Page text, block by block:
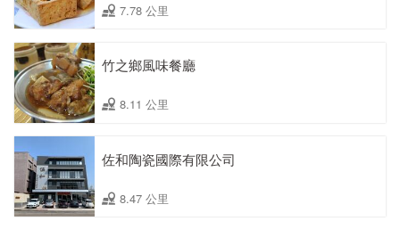
7.78 公里
竹之鄉風味餐廳
8.11 公里
佐和陶瓷國際有限公司
8.47 公里